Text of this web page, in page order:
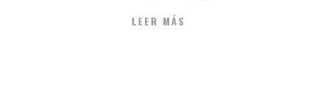
LEER MÁS